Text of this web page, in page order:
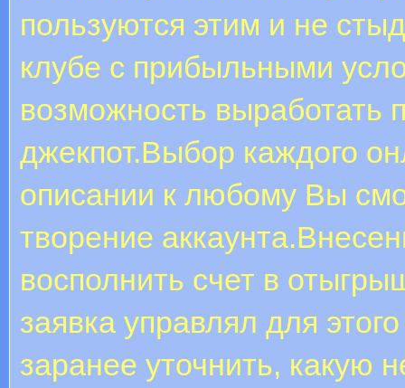
пользуются этим и не
клубе с прибыльными
возможность выработать
джекпот.Выбор каждого
описании к любому Вы
творение
восполнить счет в
заявка управлял для
заранее уточнить, какую